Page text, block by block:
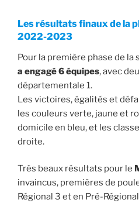
Les résultats finaux de la
2022-2023
Pour la première phase de la
a engagé 6 équipes, avec
départementale 1.
Les victoires, égalités et
les couleurs verte, jaune et
domicile en bleu, et les
droite.
Très beaux résultats pour le
invaincus, premières de
Régional 3 et en Pré-